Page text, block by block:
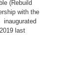
(Rebuild
with the
inaugurated
last